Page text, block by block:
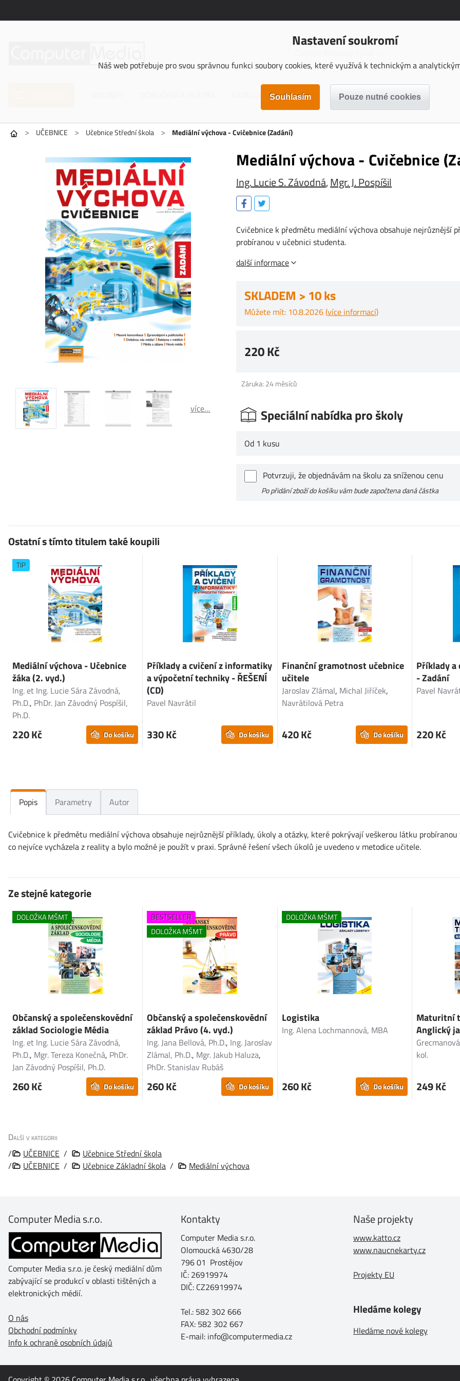
Nastavení soukromí
Náš web potřebuje pro svou správnou funkci soubory cookies, které využívá k technickým a
KATALOGY KE STAŽENÍ
> UČEBNICE > Učebnice Střední škola > Mediální výchova - Cvičebnice (Zadání)
Mediální výchova - Cvičebnice
Ing. Lucie S. Závodná,Mgr. J. Pospíšil
více…
Cvičebnice k předmětu mediální výchova obsahuje nejrůznější
probíranou v učebnici studenta.
další informace
SKLADEM > 10 ks
Můžete mít: 10.8.2026 (více informací)
220 Kč
Záruka: 24 měsíců
Speciální nabídka pro školy
Od 1 kusu
Potvrzuji, že objednávám na školu za sníženou cenu
Po přidání zboží do košíku vám bude započtena daná částka
Ostatní s tímto titulem také koupili
TIP
Mediální výchova - Učebnice
žáka (2. vyd.)
Ing. et Ing. Lucie Sára Závodná,
Ph.D., PhDr. Jan Závodný Pospíšil,
Ph.D.
220 Kč Do košíku
Příklady a cvičení z informatiky
a výpočetní techniky - ŘEŠENÍ
(CD)
Pavel Navrátil
330 Kč Do košíku
Finanční gramotnost učebnice
učitele
Jaroslav Zlámal, Michal Jiříček,
Navrátilová Petra
420 Kč Do košíku
Příklady
- Zadání
Pavel
220 Kč
Popis Parametry Autor
Cvičebnice k předmětu mediální výchova obsahuje nejrůznější příklady, úkoly a otázky, které pokrývají veškerou látku
co nejvíce vycházela z reality a bylo možné je použít v praxi. Správné řešení všech úkolů je uvedeno v metodice učitele.
Ze stejné kategorie
DOLOŽKA MŠMT
Občanský a společenskovědní
základ Sociologie Média
Ing. et Ing. Lucie Sára Závodná,
Ph.D., Mgr. Tereza Konečná, PhDr.
Jan Závodný Pospíšil, Ph.D.
260 Kč Do košíku
BESTSELLER
DOLOŽKA MŠMT
Občanský a společenskovědní
základ Právo (4. vyd.)
Ing. Jana Bellová, Ph.D., Ing. Jaroslav
Zlámal, Ph.D., Mgr. Jakub Haluza,
PhDr. Stanislav Rubáš
260 Kč Do košíku
DOLOŽKA MŠMT
Logistika
Ing. Alena Lochmannová, MBA
260 Kč Do košíku
Maturitní
Anglický
Grecmanová
kol.
249 Kč
Další v kategorii
/
UČEBNICE /
Učebnice Střední škola
/
UČEBNICE / Učebnice Základní škola / Mediální výchova
Computer Media s.r.o.
Computer Media s.r.o. je český mediální dům
zabývající se produkcí v oblasti tištěných a
elektronických médií.
O nás
Obchodní podmínky
Info k ochraně osobních údajů
Kontakty
Computer Media s.r.o.
Olomoucká 4630/28
796 01 Prostějov
IČ: 26919974
DIČ: CZ26919974
Tel.: 582 302 666
FAX: 582 302 667
E-mail: info@computermedia.cz
Naše projekty
www.katto.cz
www.naucnekarty.cz
Projekty EU
Hledáme kolegy
Hledáme nové kolegy